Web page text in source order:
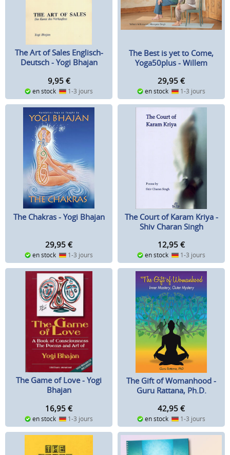
The Art of Sales Englisch-
Deutsch - Yogi Bhajan
9,95 €
en stock 1-3 jours
The Best is yet to Come,
Yoga50plus - Willem
29,95 €
en stock 1-3 jours
The Chakras - Yogi Bhajan
29,95 €
en stock 1-3 jours
The Court of Karam Kriya -
Shiv Charan Singh
12,95 €
en stock 1-3 jours
The Game of Love - Yogi
Bhajan
16,95 €
en stock 1-3 jours
The Gift of Womanhood -
Guru Rattana, Ph.D.
42,95 €
en stock 1-3 jours